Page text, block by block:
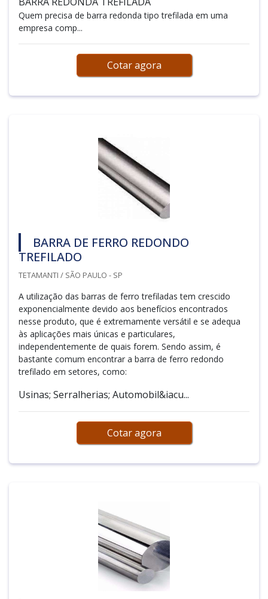
Quem precisa de barra redonda tipo trefilada em uma
empresa comp...
Cotar agora
BARRA DE FERRO REDONDO
TREFILADO
TETAMANTI / SÃO PAULO - SP
A utilização das barras de ferro trefiladas tem crescido
exponencialmente devido aos benefícios encontrados
nesse produto, que é extremamente versátil e se adequa
às aplicações mais únicas e particulares,
independentemente de quais forem. Sendo assim, é
bastante comum encontrar a barra de ferro redondo
trefilado em setores, como:
Usinas; Serralherias; Automobil&iacu...
Cotar agora